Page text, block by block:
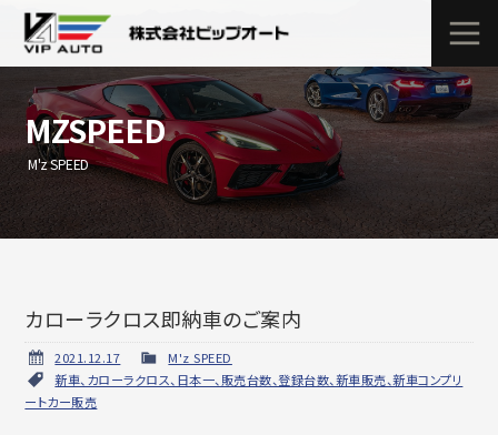
MZSPEED
M'z SPEED
カローラクロス即納車のご案内
2021.12.17
M'z SPEED
新車、カローラクロス、日本一、販売台数、登録台数、新車販売、新車コンプリ
ートカー販売